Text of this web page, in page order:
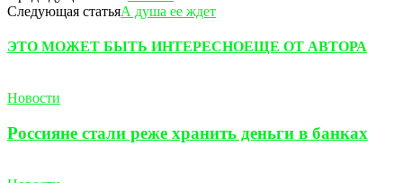
Следующая статьяА душа ее ждет
ЭТО МОЖЕТ БЫТЬ ИНТЕРЕСНОЕЩЕ ОТ АВТОРА
Новости
Россияне стали реже хранить деньги в банках